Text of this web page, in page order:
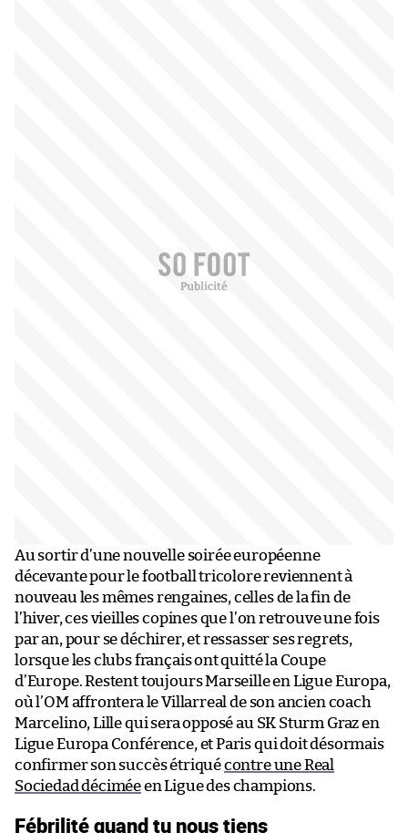
Au sortir d’une nouvelle soirée européenne
décevante pour le football tricolore reviennent à
nouveau les mêmes rengaines, celles de la fin de
l’hiver, ces vieilles copines que l’on retrouve une fois
par an, pour se déchirer, et ressasser ses regrets,
lorsque les clubs français ont quitté la Coupe
d’Europe. Restent toujours Marseille en Ligue Europa,
où l’OM affrontera le Villarreal de son ancien coach
Marcelino, Lille qui sera opposé au SK Sturm Graz en
Ligue Europa Conférence, et Paris qui doit désormais
confirmer son succès étriquécontre une Real
Sociedad déciméeen Ligue des champions.
Fébrilité quand tu nous tiens